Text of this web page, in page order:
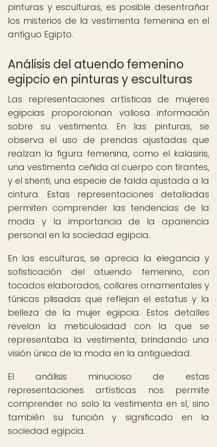
pinturas y esculturas, es posible desentrañar
los misterios de la vestimenta femenina en el
antiguo Egipto.
Análisis del atuendo femenino
egipcio en pinturas y esculturas
Las representaciones artísticas de mujeres
egipcias proporcionan valiosa información
sobre su vestimenta. En las pinturas, se
observa el uso de prendas ajustadas que
realzan la figura femenina, como el kalasiris,
una vestimenta ceñida al cuerpo con tirantes,
y el shenti, una especie de falda ajustada a la
cintura. Estas representaciones detalladas
permiten comprender las tendencias de la
moda y la importancia de la apariencia
personal en la sociedad egipcia.
En las esculturas, se aprecia la elegancia y
sofisticación del atuendo femenino, con
tocados elaborados, collares ornamentales y
túnicas plisadas que reflejan el estatus y la
belleza de la mujer egipcia. Estos detalles
revelan la meticulosidad con la que se
representaba la vestimenta, brindando una
visión única de la moda en la antigüedad.
El análisis minucioso de estas
representaciones artísticas nos permite
comprender no solo la vestimenta en sí, sino
también su función y significado en la
sociedad egipcia.